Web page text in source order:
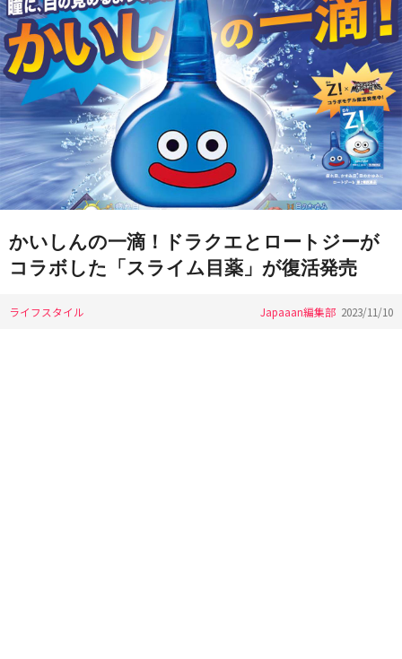
かいしんの一滴！ドラクエとロートジーが
コラボした「スライム目薬」が復活発売
ライフスタイル Japaaan編集部 2023/11/10